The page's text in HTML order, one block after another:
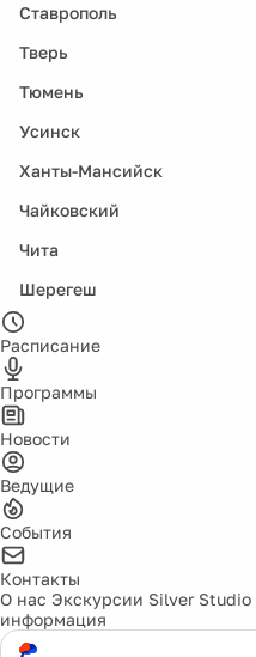
Ставрополь
Тверь
Тюмень
Усинск
Ханты-Мансийск
Чайковский
Чита
Шерегеш
Расписание
Программы
Новости
Ведущие
События
Контакты
О нас Экскурсии Silver Studio
информация